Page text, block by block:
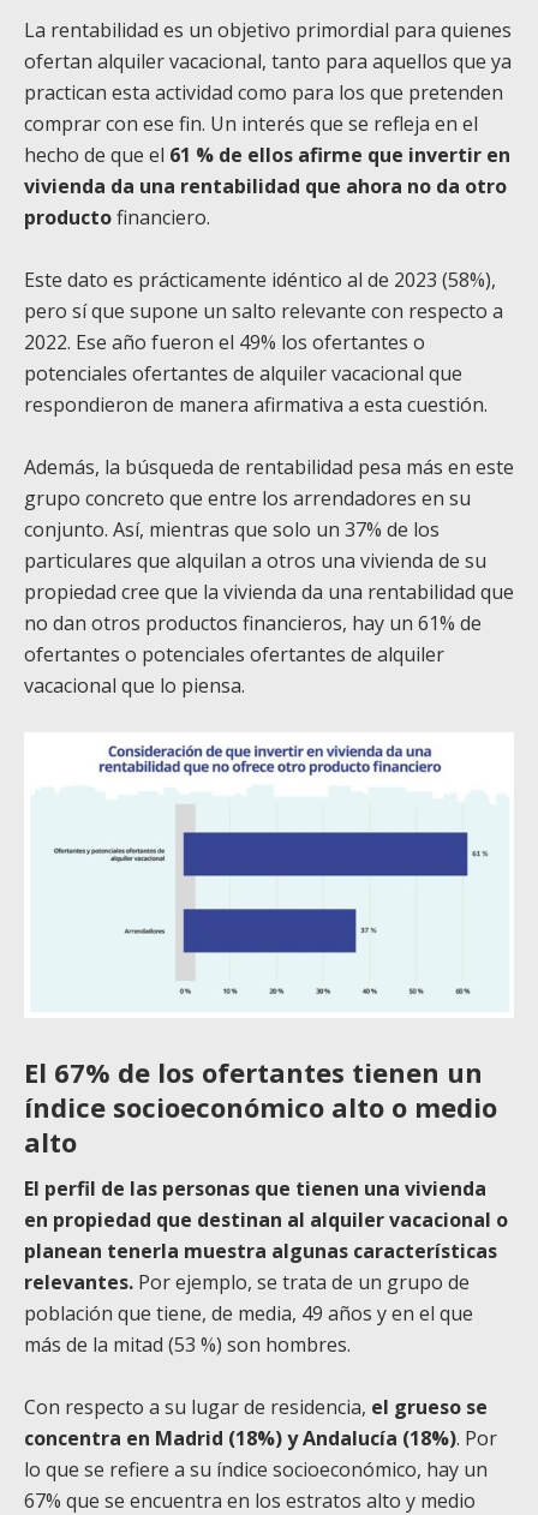
La rentabilidad es un objetivo primordial para quienes
ofertan alquiler vacacional, tanto para aquellos que ya
practican esta actividad como para los que pretenden
comprar con ese fin. Un interés que se refleja en el
hecho de que el 61 % de ellos afirme que invertir en
vivienda da una rentabilidad que ahora no da otro
productofinanciero.
Este dato es prácticamente idéntico al de 2023 (58%),
pero sí que supone un salto relevante con respecto a
2022. Ese año fueron el 49% los ofertantes o
potenciales ofertantes de alquiler vacacional que
respondieron de manera afirmativa a esta cuestión.
Además, la búsqueda de rentabilidad pesa más en este
grupo concreto que entre los arrendadores en su
conjunto. Así, mientras que solo un 37% de los
particulares que alquilan a otros una vivienda de su
propiedad cree que la vivienda da una rentabilidad que
no dan otros productos financieros, hay un 61% de
ofertantes o potenciales ofertantes de alquiler
vacacional que lo piensa.
El 67% de los ofertantes tienen un
índice socioeconómico alto o medio
alto
El perfil de las personas que tienen una vivienda
en propiedad que destinan al alquiler vacacional o
planean tenerla muestra algunas características
relevantes. Por ejemplo, se trata de un grupo de
población que tiene, de media, 49 años y en el que
más de la mitad (53 %) son hombres.
Con respecto a su lugar de residencia, el grueso se
concentra en Madrid (18%) y Andalucía (18%). Por
lo que se refiere a su índice socioeconómico, hay un
67% que se encuentra en los estratos alto y medio